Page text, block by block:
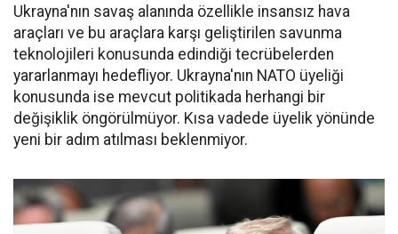
Ukrayna'nın savaş alanında özellikle insansız hava
araçları ve bu araçlara karşı geliştirilen savunma
teknolojileri konusunda edindiği tecrübelerden
yararlanmayı hedefliyor. Ukrayna'nın NATO üyeliği
konusunda ise mevcut politikada herhangi bir
değişiklik öngörülmüyor. Kısa vadede üyelik yönünde
yeni bir adım atılması beklenmiyor.